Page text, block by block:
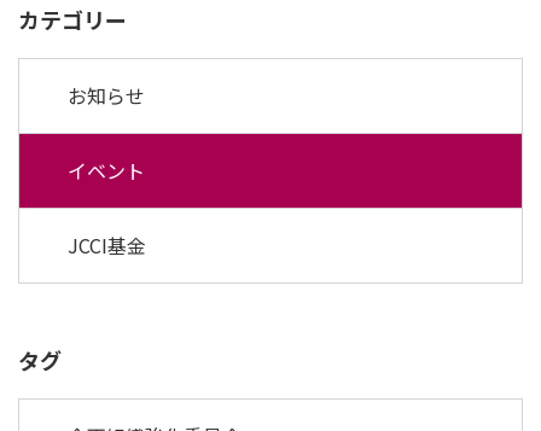
カテゴリー
お知らせ
イベント
JCCI基金
タグ